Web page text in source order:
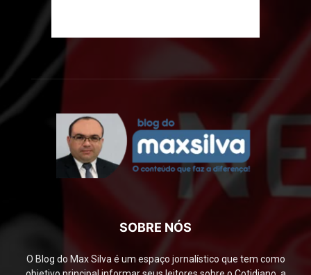
SOBRE NÓS
O Blog do Max Silva é um espaço jornalístico que tem como